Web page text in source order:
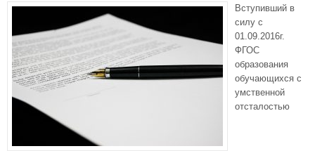
Вступивший в
силу с
01.09.2016г.
ФГОС
образования
обучающихся с
умственной
отсталостью